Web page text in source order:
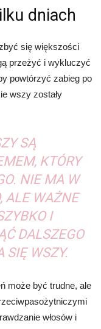
dniach
się większości
przeżyć i wykluczyć
powtórzyć zabieg po
wszy zostały
SĄ
KTÓRY
NIE MA W
ALE WAŻNE
I
DALSZEGO
SIĘ WSZY.
może być trudne, ale
włosów i